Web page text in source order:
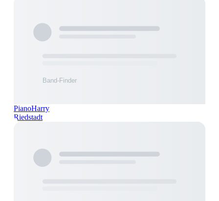
PianoHarry
Riedstadt